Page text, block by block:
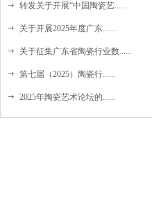
转发关于开展“中国陶瓷艺......
关于开展2025年度广东......
关于征集广东省陶瓷行业数......
第七届（2025）陶瓷行......
2025年陶瓷艺术论坛的......